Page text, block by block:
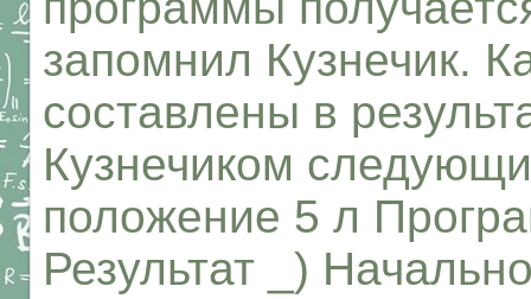
запомнил Кузнечик.
составлены в
Кузнечиком
положение 5 л
Результат _)